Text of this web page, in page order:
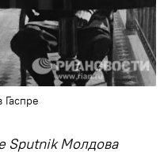
Sputnik Молдова